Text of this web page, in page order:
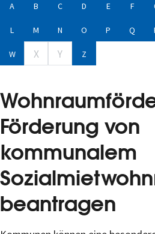
A B C D E F
L M N O P Q
W X Y Z
Förderung von
kommunalem
beantragen